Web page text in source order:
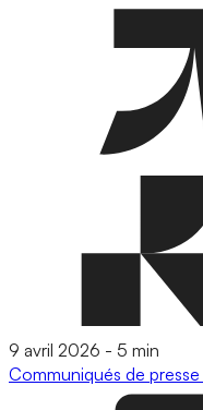
9 avril 2026 - 5 min
Communiqués de presse